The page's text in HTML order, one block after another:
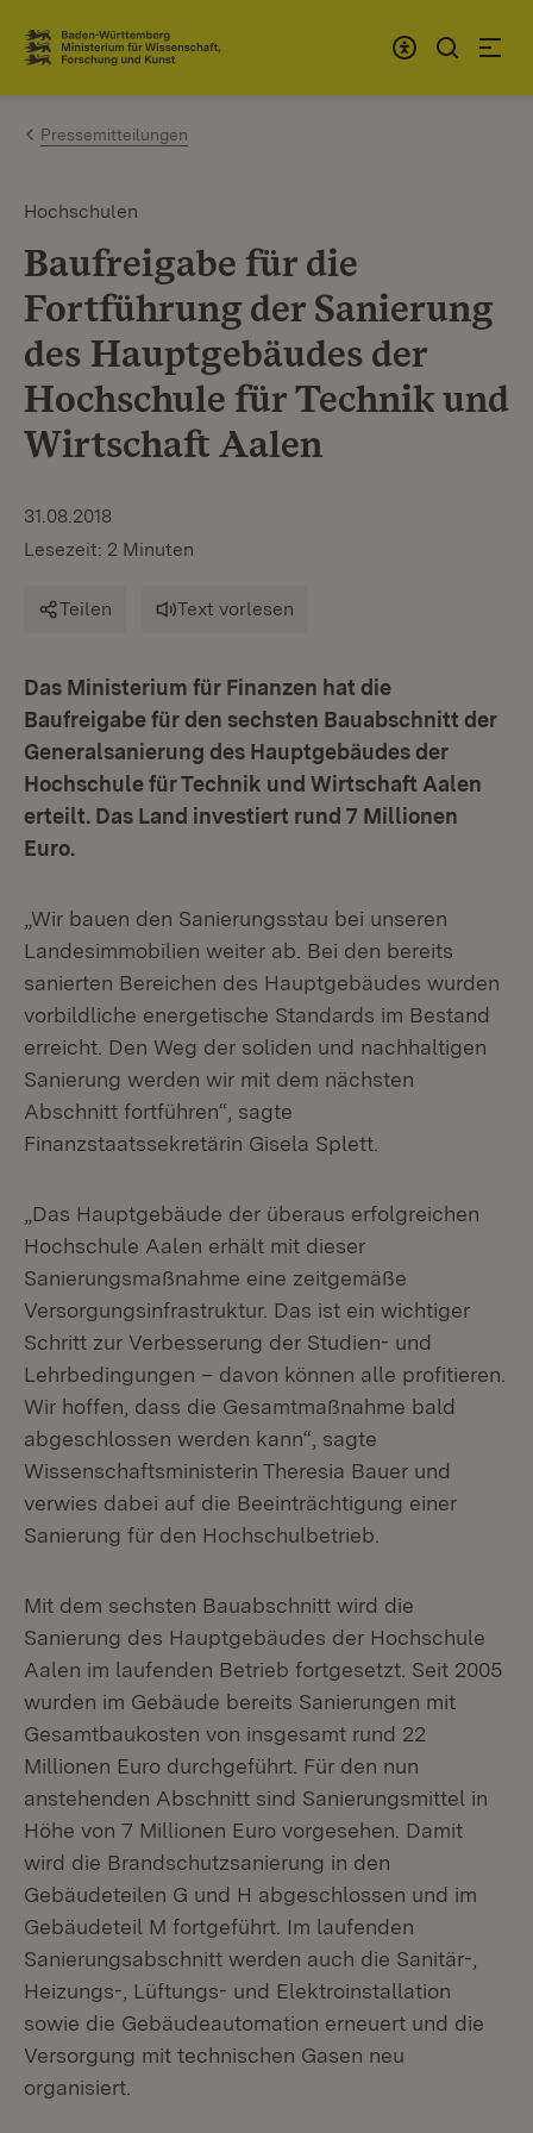
Zum Inhalt springen
Link zur Startseite
Pressemitteilungen
Hochschulen
Baufreigabe für die
Fortführung der Sanierung
des Hauptgebäudes der
Hochschule für Technik und
Wirtschaft Aalen
31.08.2018
Lesezeit: 2 Minuten
Teilen Text vorlesen
Das Ministerium für Finanzen hat die
Baufreigabe für den sechsten Bauabschnitt der
Generalsanierung des Hauptgebäudes der
Hochschule für Technik und Wirtschaft Aalen
erteilt. Das Land investiert rund 7 Millionen
Euro.
„Wir bauen den Sanierungsstau bei unseren
Landesimmobilien weiter ab. Bei den bereits
sanierten Bereichen des Hauptgebäudes wurden
vorbildliche energetische Standards im Bestand
erreicht. Den Weg der soliden und nachhaltigen
Sanierung werden wir mit dem nächsten
Abschnitt fortführen“, sagte
Finanzstaatssekretärin Gisela Splett.
„Das Hauptgebäude der überaus erfolgreichen
Hochschule Aalen erhält mit dieser
Sanierungsmaßnahme eine zeitgemäße
Versorgungsinfrastruktur. Das ist ein wichtiger
Schritt zur Verbesserung der Studien- und
Lehrbedingungen – davon können alle profitieren.
Wir hoffen, dass die Gesamtmaßnahme bald
abgeschlossen werden kann“, sagte
Wissenschaftsministerin Theresia Bauer und
verwies dabei auf die Beeinträchtigung einer
Sanierung für den Hochschulbetrieb.
Mit dem sechsten Bauabschnitt wird die
Sanierung des Hauptgebäudes der Hochschule
Aalen im laufenden Betrieb fortgesetzt. Seit 2005
wurden im Gebäude bereits Sanierungen mit
Gesamtbaukosten von insgesamt rund 22
Millionen Euro durchgeführt. Für den nun
anstehenden Abschnitt sind Sanierungsmittel in
Höhe von 7 Millionen Euro vorgesehen. Damit
wird die Brandschutzsanierung in den
Gebäudeteilen G und H abgeschlossen und im
Gebäudeteil M fortgeführt. Im laufenden
Sanierungsabschnitt werden auch die Sanitär-,
Heizungs-, Lüftungs- und Elektroinstallation
sowie die Gebäudeautomation erneuert und die
Versorgung mit technischen Gasen neu
organisiert.